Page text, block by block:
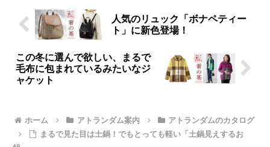
人気のリュック「ボナペティー
ト」に新色登場！
この冬に選んで欲しい、まるで
毛布に包まれているみたいなジ
ャケット
ホーム アトランダム案内
アトランダムのカタログ
まるで見た目は土鍋！でもとっても軽い「土鍋見えするお